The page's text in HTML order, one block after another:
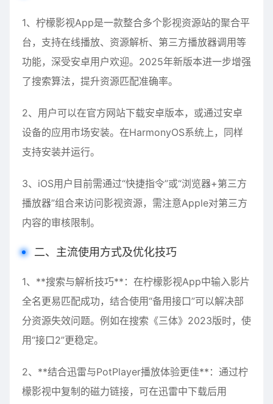
1、柠檬影视App是一款整合多个影视资源站的聚合平
台，支持在线播放、资源解析、第三方播放器调用等
功能，深受安卓用户欢迎。2025年新版本进一步增强
了搜索算法，提升资源匹配准确率。
2、用户可以在官方网站下载安卓版本，或通过安卓
设备的应用市场安装。在HarmonyOS系统上，同样
支持安装并运行。
3、iOS用户目前需通过“快捷指令”或“浏览器+第三方
播放器”组合来访问影视资源，需注意Apple对第三方
内容的审核限制。
二、主流使用方式及优化技巧
1、**搜索与解析技巧**：在柠檬影视App中输入影片
全名更易匹配成功，结合使用“备用接口”可以解决部
分资源失效问题。例如在搜索《三体》2023版时，使
用“接口2”更稳定。
2、**结合迅雷与PotPlayer播放体验更佳**：通过柠
檬影视中复制的磁力链接，可在迅雷中下载后用